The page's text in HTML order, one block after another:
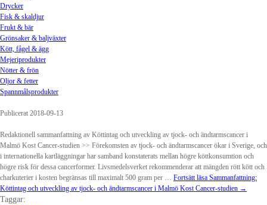
Drycker
Fisk & skaldjur
Frukt & bär
Grönsaker & baljväxter
Kött, fågel & ägg
Mejeriprodukter
Nötter & frön
Oljor & fetter
Spannmålsprodukter
Publicerat 2018-09-13
Redaktionell sammanfattning av Köttintag och utveckling av tjock- och ändtarmscancer i
Malmö Kost Cancer-studien >> Förekomsten av tjock- och ändtarmscancer ökar i Sverige, och
i internationella kartläggningar har samband konstaterats mellan högre köttkonsumtion och
högre risk för dessa cancerformer. Livsmedelsverket rekommenderar att mängden rött kött och
charkuterier i kosten begränsas till maximalt 500 gram per … Fortsätt läsa Sammanfattning:
Köttintag och utveckling av tjock- och ändtarmscancer i Malmö Kost Cancer-studien →
Taggar: